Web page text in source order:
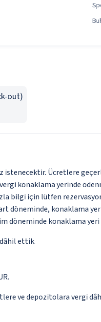
out)
istenecektir. Ücretlere
konaklama yerinde
bilgi için lütfen
döneminde, konaklama
döneminde konaklama yeri
ettik.
ve depozitolara vergi